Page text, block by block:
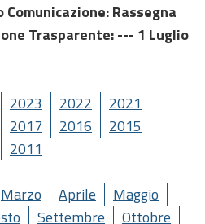
Comunicazione: Rassegna
Trasparente: --- 1 Luglio
2023 2022
2021
2017 2016
2015
2011
Marzo Aprile
Maggio
Settembre
Ottobre